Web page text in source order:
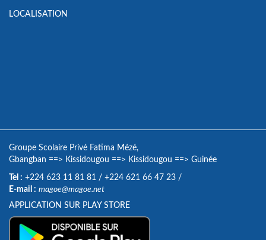
LOCALISATION
Groupe Scolaire Privé Fatima Mézé,
Gbangban ==> Kissidougou ==> Kissidougou ==> Guinée
Tel : +224 623 11 81 81 / +224 621 66 47 23 /
E-mail : magoe@magoe.net
APPLICATION SUR PLAY STORE